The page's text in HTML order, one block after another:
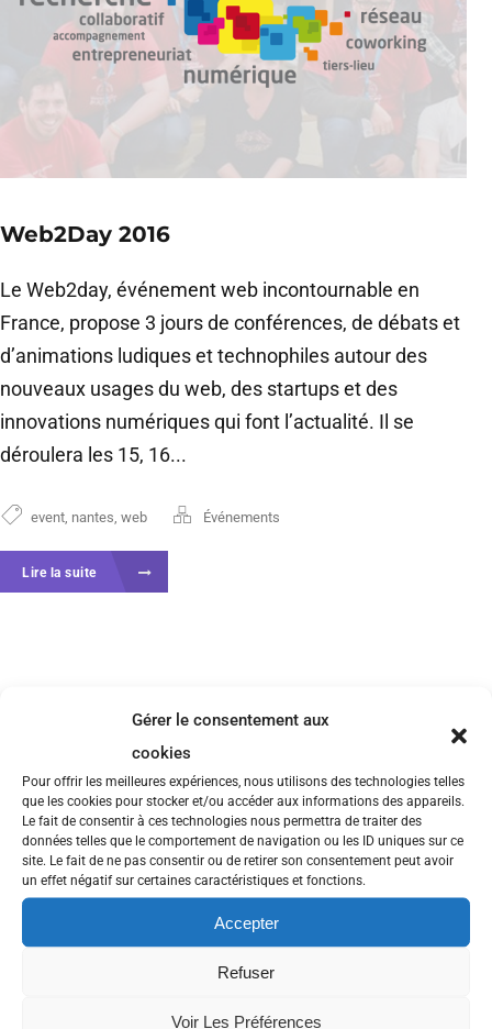
Gérer le consentement aux
cookies
Pour offrir les meilleures expériences, nous utilisons des technologies telles
que les cookies pour stocker et/ou accéder aux informations des appareils.
Le fait de consentir à ces technologies nous permettra de traiter des
données telles que le comportement de navigation ou les ID uniques sur ce
site. Le fait de ne pas consentir ou de retirer son consentement peut avoir
un effet négatif sur certaines caractéristiques et fonctions.
Accepter
Refuser
Voir Les Préférences
Web2Day 2016
Le Web2day, événement web incontournable en
France, propose 3 jours de conférences, de débats et
d’animations ludiques et technophiles autour des
nouveaux usages du web, des startups et des
innovations numériques qui font l’actualité. Il se
déroulera les 15, 16...
event nantes web Événements
Lire la suite